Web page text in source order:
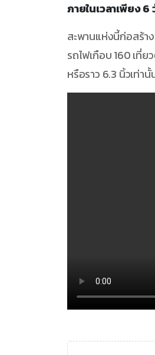
ภายในเวลาเพียง
สะพานแห่งนี้ก่อสร้า
รถไฟเกือบ 160 เที่
หรือราว 6.3 นิ้วเท่านั้